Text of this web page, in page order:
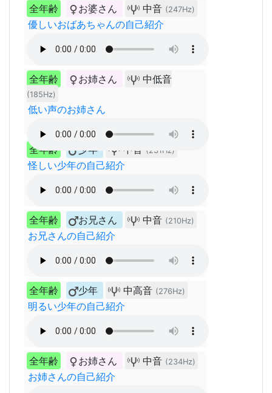
全年齢 お婆さん 中音 (247Hz)
優しいおばあちゃんの自己紹介
全年齢 お姉さん 中低音
(185Hz)
低い声のお姉さん
全年齢 少年 中音 (231Hz)
怪しい少年の自己紹介
全年齢 お兄さん 中音 (210Hz)
お兄さんの自己紹介
全年齢 少年 中高音 (276Hz)
明るい少年の自己紹介
全年齢 お姉さん 中音 (234Hz)
お姉さんの自己紹介